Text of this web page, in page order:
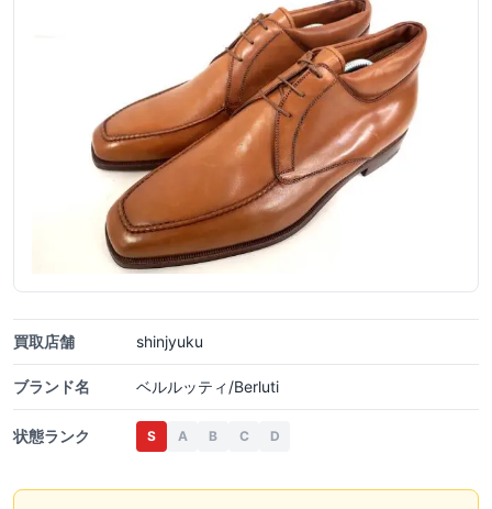
買取店舗 shinjyuku
ブランド名 ベルルッティ/Berluti
状態ランク S A B C D